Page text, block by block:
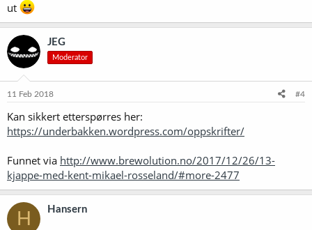
ut
JEG
Moderator
11 Feb 2018 #4
Kan sikkert etterspørres her:
https://underbakken.wordpress.com/oppskrifter/
Funnet via http://www.brewolution.no/2017/12/26/13-
kjappe-med-kent-mikael-rosseland/#more-2477
H Hansern